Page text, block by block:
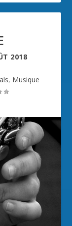
2018
, Musique